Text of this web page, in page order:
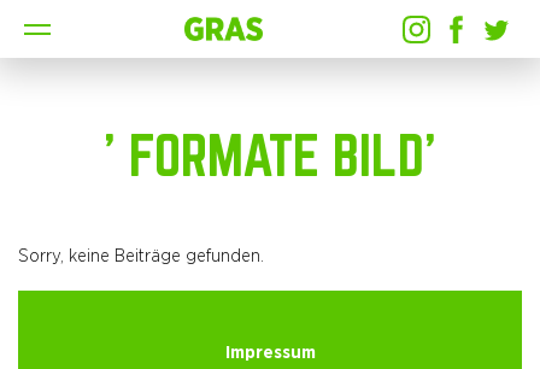
' FORMATE BILD'
Sorry, keine Beiträge gefunden.
Impressum